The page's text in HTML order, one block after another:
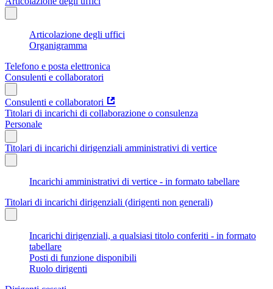
Articolazione degli uffici
Organigramma
Telefono e posta elettronica
Consulenti e collaboratori
Consulenti e collaboratori
Titolari di incarichi di collaborazione o consulenza
Personale
Titolari di incarichi dirigenziali amministrativi di vertice
Incarichi amministrativi di vertice - in formato tabellare
Titolari di incarichi dirigenziali (dirigenti non generali)
Incarichi dirigenziali, a qualsiasi titolo conferiti - in formato
tabellare
Posti di funzione disponibili
Ruolo dirigenti